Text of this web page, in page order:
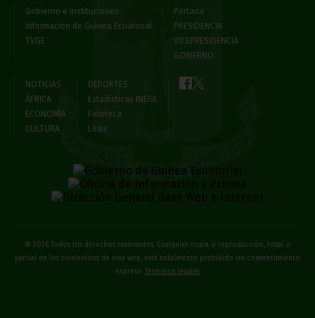
Gobierno e Instituciones
Información de Guinea Ecuatorial
TVGE
Portada
PRESIDENCIA
VICEPRESIDENCIA
GOBIERNO
NOTICIAS
ÁFRICA
ECONOMÍA
CULTURA
DEPORTES
Estadísticas INEGE
Fototeca
Links
© 2026 Todos los derechos reservados. Cualquier copia o reproducción, total o
parcial de los contenidos de esta web, está totalmente prohibido sin consentimiento
expreso Términos legales